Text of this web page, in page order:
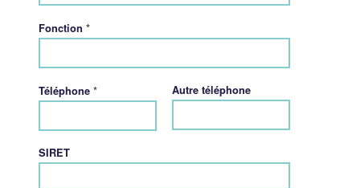
Fonction *
Téléphone * Autre téléphone
SIRET